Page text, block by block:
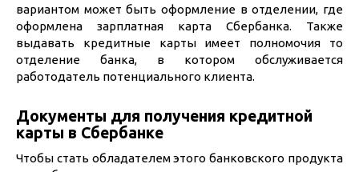
вариантом может быть оформление в отделении, где
оформлена зарплатная карта Сбербанка. Также
выдавать кредитные карты имеет полномочия то
отделение банка, в котором обслуживается
работодатель потенциального клиента.
Документы для получения кредитной
карты в Сбербанке
Чтобы стать обладателем этого банковского продукта